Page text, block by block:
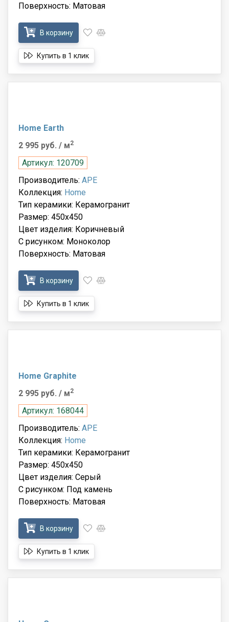
Поверхность: Матовая
В корзину
Купить в 1 клик
Home Earth
2 995 руб. / м2
Артикул: 120709
Производитель: APE
Коллекция: Home
Тип керамики: Керамогранит
Размер: 450x450
Цвет изделия: Коричневый
С рисунком: Моноколор
Поверхность: Матовая
В корзину
Купить в 1 клик
Home Graphite
2 995 руб. / м2
Артикул: 168044
Производитель: APE
Коллекция: Home
Тип керамики: Керамогранит
Размер: 450x450
Цвет изделия: Серый
С рисунком: Под камень
Поверхность: Матовая
В корзину
Купить в 1 клик